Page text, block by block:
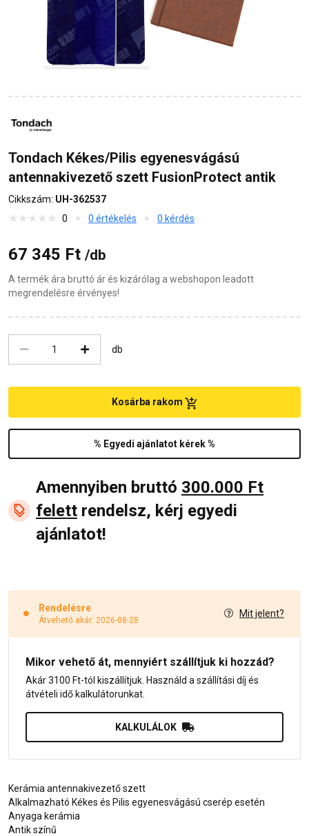
Tondach Kékes/Pilis egyenesvágású
antennakivezető szett FusionProtect antik
Cikkszám: UH-362537
0
0 értékelés 0 kérdés
67 345 Ft /db
A termék ára bruttó ár és kizárólag a webshopon leadott
megrendelésre érvényes!
db
% Egyedi ajánlatot kérek %
Kosárba rakom
Amennyiben bruttó 300.000 Ft
felett rendelsz, kérj egyedi
ajánlatot!
Rendelésre
Átvehető akár: 2026-08-28
Mit jelent?
Mikor vehető át, mennyiért szállítjuk ki hozzád?
Akár 3100 Ft-tól kiszállítjuk. Használd a szállítási díj és
átvételi idő kalkulátorunkat.
KALKULÁLOK
Kerámia antennakivezető szett
Alkalmazható Kékes és Pilis egyenesvágású cserép esetén
Anyaga kerámia
Antik színű